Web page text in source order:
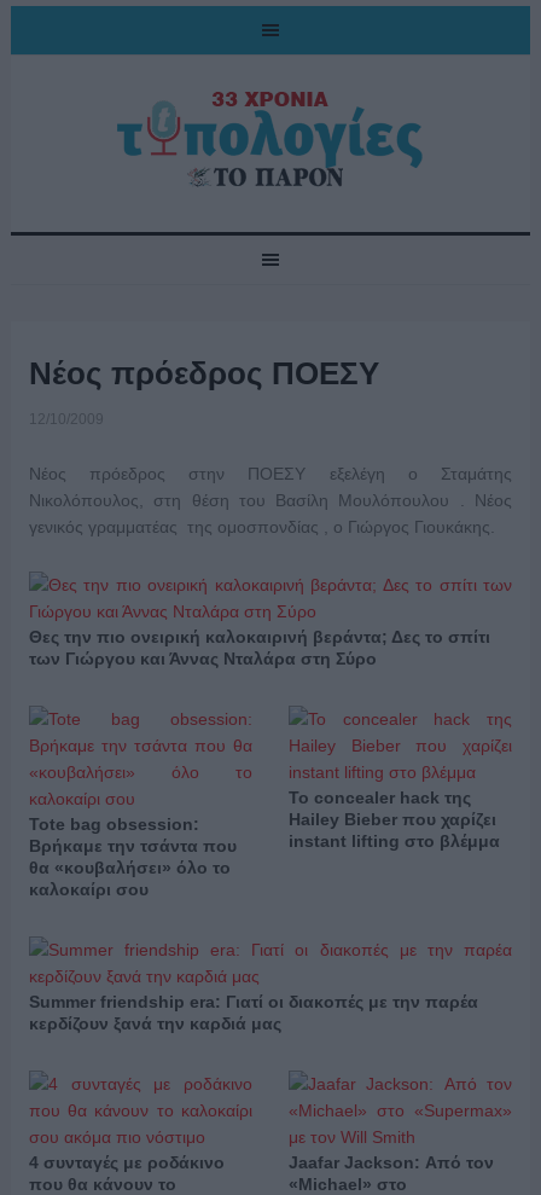
Νέος πρόεδρος ΠΟΕΣΥ
12/10/2009
Νέος πρόεδρος στην ΠΟΕΣΥ εξελέγη ο Σταμάτης
Νικολόπουλος, στη θέση του Βασίλη Μουλόπουλου . Νέος
γενικός γραμματέας της ομοσπονδίας , ο Γιώργος Γιουκάκης.
Θες την πιο ονειρική καλοκαιρινή βεράντα; Δες το σπίτι
των Γιώργου και Άννας Νταλάρα στη Σύρο
Tote bag obsession:
Βρήκαμε την τσάντα που
θα «κουβαλήσει» όλο το
καλοκαίρι σου
Το concealer hack της
Hailey Bieber που χαρίζει
instant lifting στο βλέμμα
Summer friendship era: Γιατί οι διακοπές με την παρέα
κερδίζουν ξανά την καρδιά μας
4 συνταγές με ροδάκινο
που θα κάνουν το
Jaafar Jackson: Από τον
«Michael» στο